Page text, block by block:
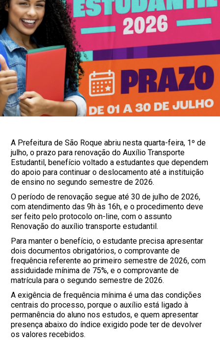
A Prefeitura de São Roque abriu nesta quarta-feira, 1º de
julho, o prazo para renovação do Auxílio Transporte
Estudantil, benefício voltado a estudantes que dependem
do apoio para continuar o deslocamento até a instituição
de ensino no segundo semestre de 2026.
O período de renovação segue até 30 de julho de 2026,
com atendimento das 9h às 16h, e o procedimento deve
ser feito pelo protocolo on-line, com o assunto
Renovação do auxílio transporte estudantil.
Para manter o benefício, o estudante precisa apresentar
dois documentos obrigatórios, o comprovante de
frequência referente ao primeiro semestre de 2026, com
assiduidade mínima de 75%, e o comprovante de
matrícula para o segundo semestre de 2026.
A exigência de frequência mínima é uma das condições
centrais do processo, porque o auxílio está ligado à
permanência do aluno nos estudos, e quem apresentar
presença abaixo do índice exigido pode ter de devolver
os valores recebidos.